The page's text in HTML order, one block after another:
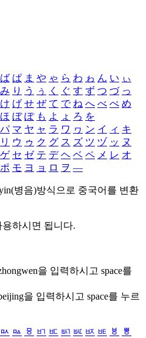
ば ぱ ま や ゃ ら わ ゎ ん い ぃ
み り う ぅ く ぐ す ず つ づ っ
け げ せ ぜ て で ね へ べ ぺ め
ほ ぼ ぽ も よ ょ ろ を
パ マ ヤ ャ ラ ワ ヮ ン イ ィ キ
リ ウ ゥ ク グ ス ズ ツ ヅ ッ ヌ
ゲ セ ゼ テ デ ヘ ベ ペ メ レ オ
ポ モ ヨ ョ ロ ヲ ―
병음)방식으로 중국어를 변환
하시면 됩니다.
을 입력하시고 space를
을 입력하시고 space를 누르
ㅯ ㅰ ㅱ ㅲ ㅳ ㅴ ㅵ ㅶ ㅷ ㅸ
ㅹ